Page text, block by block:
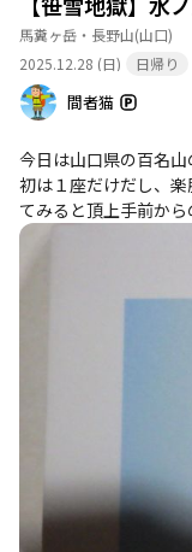
馬糞ヶ岳・長野山(山口)
2025.12.28 (日)
日帰り
間者猫
今日は山口県の百名
初は１座だけだし、
てみると頂上手前か
なりました。